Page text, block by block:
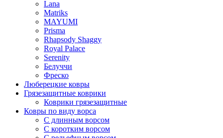
Lana
Matriks
MAYUMI
Prisma
Rhapsody Shaggy
Royal Palace
Serenity
Белуччи
Фреско
Люберецкие ковры
Грязезащитные коврики
Коврики грязезащитные
Ковры по виду ворса
С длинным ворсом
С коротким ворсом